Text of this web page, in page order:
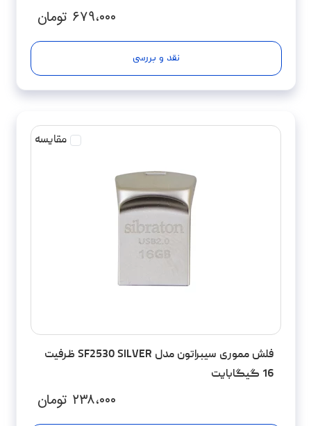
۶۷۹،۰۰۰ تومان
نقد و بررسی
مقایسه
فلش مموری سیبراتون مدل SF2530 SILVER ظرفیت
16 گیگابایت
۲۳۸،۰۰۰ تومان